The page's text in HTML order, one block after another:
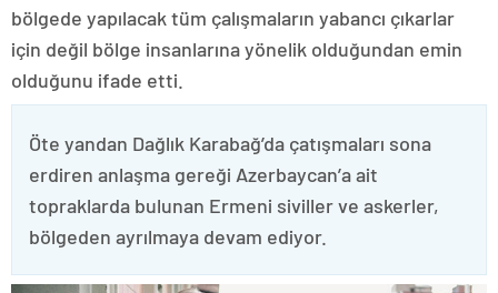
bölgede yapılacak tüm çalışmaların yabancı çıkarlar
için değil bölge insanlarına yönelik olduğundan emin
olduğunu ifade etti.
Öte yandan Dağlık Karabağ’da çatışmaları sona
erdiren anlaşma gereği Azerbaycan’a ait
topraklarda bulunan Ermeni siviller ve askerler,
bölgeden ayrılmaya devam ediyor.